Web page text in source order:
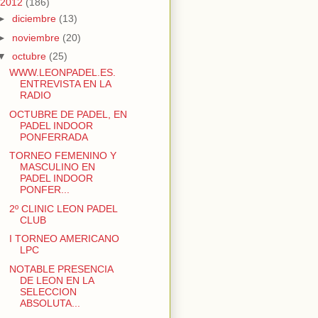
2012 (186)
diciembre (13)
noviembre (20)
octubre (25)
WWW.LEONPADEL.ES.
ENTREVISTA EN LA
RADIO
OCTUBRE DE PADEL, EN
PADEL INDOOR
PONFERRADA
TORNEO FEMENINO Y
MASCULINO EN
PADEL INDOOR
PONFER...
2º CLINIC LEON PADEL
CLUB
I TORNEO AMERICANO
LPC
NOTABLE PRESENCIA
DE LEON EN LA
SELECCION
ABSOLUTA...